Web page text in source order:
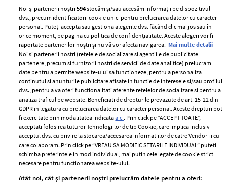
ELLE Style Awards
2024
Despre ELLE
Romania
Contact
Abonamente
Termeni si conditii
Politica de
confidențialitate
Politica de cookies
Publicitate
femei
Noi și partenerii noștri594stocăm și/sau accesăm informații pe dispozitivul
dvs., precum identificatorii cookie unici pentru prelucrarea datelor cu caracter
personal. Puteți accepta sau gestiona alegerile dvs. făcând clic mai jos sau în
orice moment, pe pagina cu politica de confidențialitate. Aceste alegeri vor fi
raportate partenerilor noștri și nu vă vor afecta navigarea. Mai multe detalii
Noi si partenerii nostri (retelele de socializare si agentiile de publicitate
partenere, precum si furnizorii nostri de servicii de date analitice) prelucram
date pentru a permite website-ului sa functioneze, pentru a personaliza
continutul si anunturile publicitare afisate in functie de interesele si/sau profilul
dvs., pentru a va oferi functionalitati aferente retelelor de socializare si pentru a
analiza traficul pe website. Beneficiati de drepturile prevazute de art. 15-22 din
GDPR in legatura cu prelucrarea datelor cu caracter personal. Aceste drepturi pot
fi exercitate prin modalitatea indicataaici. Prin click pe “ACCEPT TOATE”,
acceptati folosirea tuturor Tehnologiilor de tip Cookie, care implica inclusiv
acceptul dvs. cu privire la stocarea/accesarea informatiilor de catre Vendor-ii cu
care colaboram. Prin click pe “VREAU SA MODIFIC SETARILE INDIVIDUAL” puteti
schimba preferintele in mod individual, mai putin cele legate de cookie strict
necesare pentru functionarea website-ului.
Atât noi, cât și partenerii noștri prelucrăm datele pentru a oferi: